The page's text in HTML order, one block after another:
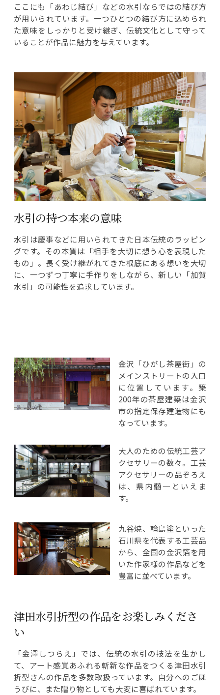
ここにも「あわじ結び」などの水引ならではの結び方
が用いられています。一つひとつの結び方に込められ
た意味をしっかりと受け継ぎ、伝統文化として守って
いることが作品に魅力を与えています。
水引の持つ本来の意味
水引は慶事などに用いられてきた日本伝統のラッピン
グです。その本質は「相手を大切に想う心を表現した
もの」。長く受け継がれてきた根底にある想いを大切
に、一つずつ丁寧に手作りをしながら、新しい「加賀
水引」の可能性を追求しています。
金沢「ひがし茶屋街」の
メインストリートの入口
に位置しています。築
200年の茶屋建築は金沢
市の指定保存建造物にも
なっています。
大人のための伝統工芸ア
クセサリーの数々。工芸
アクセサリーの品ぞろえ
は、県内髄一といえま
す。
九谷焼、輪島塗といった
石川県を代表する工芸品
から、全国の金沢箔を用
いた作家様の作品などを
豊富に並べています。
津田水引折型の作品をお楽しみくださ
い
「金澤しつらえ」では、伝統の水引の技法を生かし
て、アート感覚あふれる斬新な作品をつくる津田水引
折型さんの作品を多数取扱っています。自分へのごほ
うびに、また贈り物としても大変に喜ばれています。